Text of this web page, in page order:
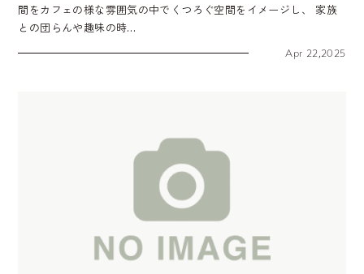
間をカフェの様な雰囲気の中でくつろぐ空間をイメージし、 家族
との団らんや趣味の時…
Apr 22,2025